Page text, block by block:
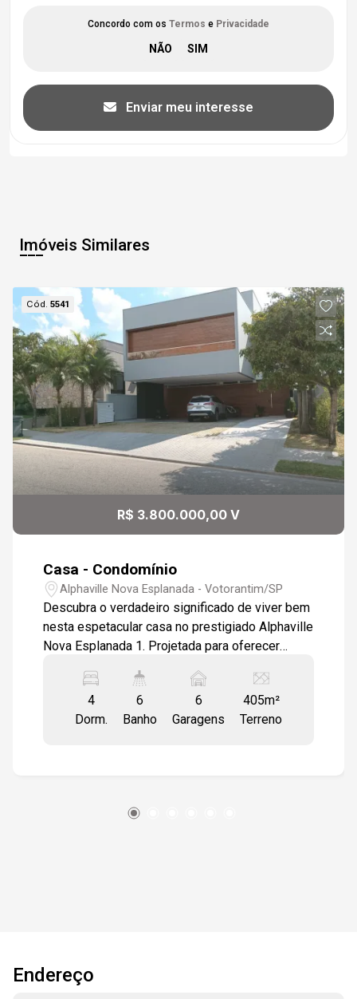
Concordo com os Termos e Privacidade
Enviar meu interesse
Imóveis Similares
Cód.5541
R$ 3.800.000,00 V
Casa - Condomínio
Alphaville Nova Esplanada - Votorantim/SP
Descubra o verdadeiro significado de viver bem
nesta espetacular casa no prestigiado Alphaville
Nova Esplanada 1. Projetada para oferecer
residência é um convite para uma vida de alto
padrão, cercada por natureza e modernidade.
Design Integrado e Acabamentos Impecáveis
americana, formando um ambiente sofisticado e
portas balcão com vidro temperado e um forro
de gesso elegantemente iluminado por
4
Dorm.
6
Banho
6
Garagens
405m²
Terreno
Endereço